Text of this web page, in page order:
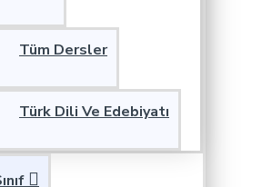
Tüm Dersler
Türk Dili Ve Edebiyatı